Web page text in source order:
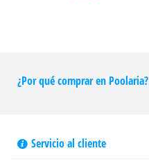
¿Por qué comprar en Poolaria?
Servicio al cliente